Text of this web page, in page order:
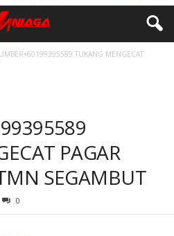
TUKANG MENGECAT
PAGAR
SEGAMBUT
0